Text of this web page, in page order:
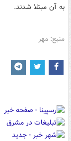
به آن مبتلا شدند.
منبع: مهر